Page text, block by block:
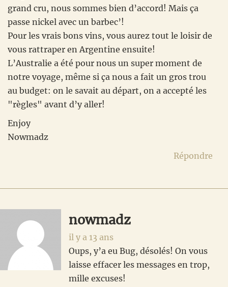
grand cru, nous sommes bien d’accord! Mais ça
passe nickel avec un barbec’!
Pour les vrais bons vins, vous aurez tout le loisir de
vous rattraper en Argentine ensuite!
L’Australie a été pour nous un super moment de
notre voyage, même si ça nous a fait un gros trou
au budget: on le savait au départ, on a accepté les
"règles" avant d’y aller!
Enjoy
Nowmadz
Répondre
nowmadz
il y a 13 ans
Oups, y’a eu Bug, désolés! On vous
laisse effacer les messages en trop,
mille excuses!